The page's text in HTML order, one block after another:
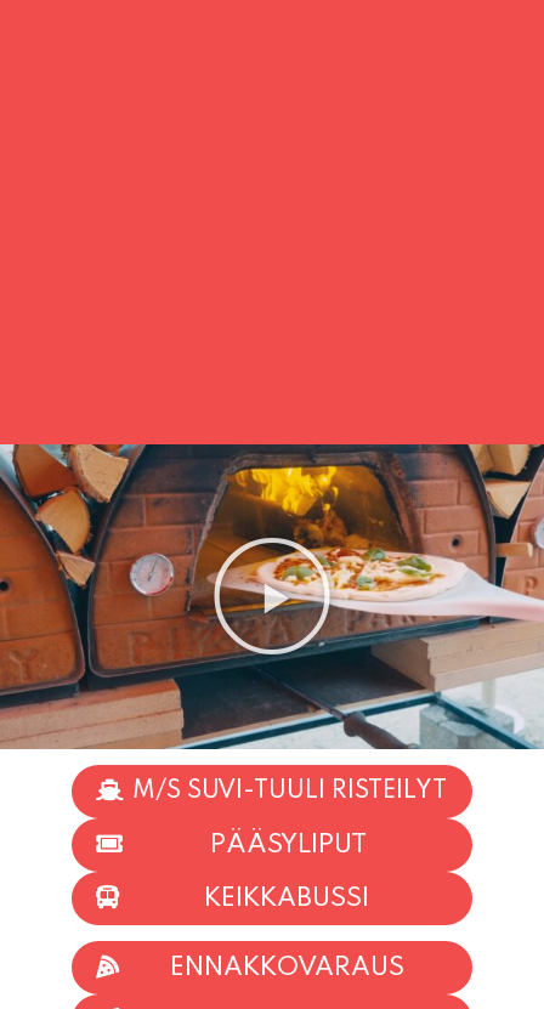
M/S SUVI-TUULI RISTEILYT
PÄÄSYLIPUT
KEIKKABUSSI
TAPAHTUMAT
INFO